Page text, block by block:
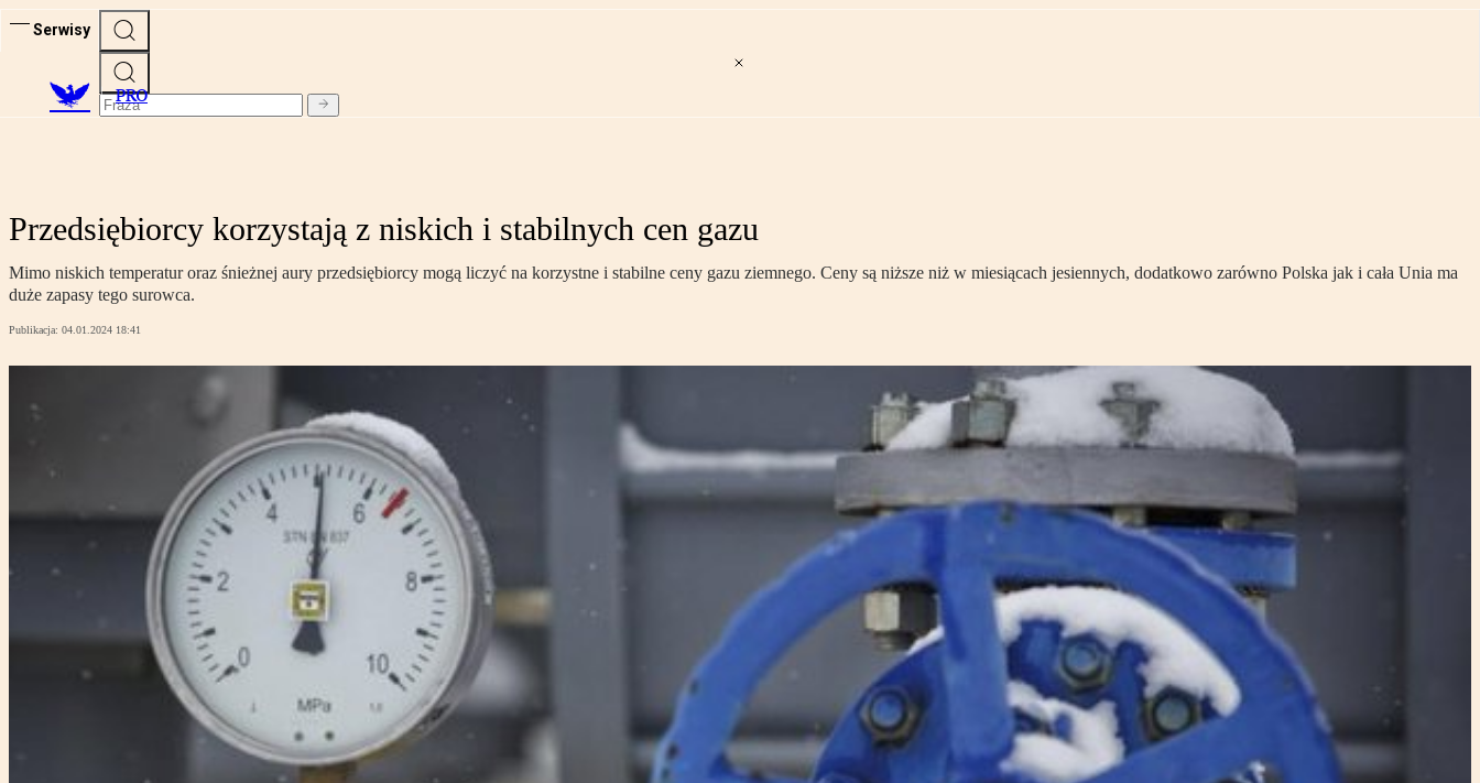
Serwisy
PRO
Przedsiębiorcy korzystają z niskich i stabilnych cen gazu
Mimo niskich temperatur oraz śnieżnej aury przedsiębiorcy mogą liczyć na korzystne i stabilne ceny gazu ziemnego. Ceny są niższe niż w miesiącach jesiennych, dodatkowo zarówno Polska jak i cała Unia ma
duże zapasy tego surowca.
Publikacja: 04.01.2024 18:41